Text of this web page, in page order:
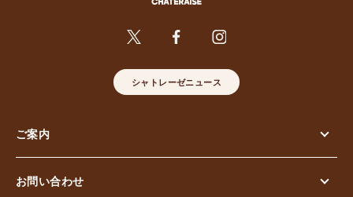
シャトレーゼニュース
ご案内
お問い合わせ